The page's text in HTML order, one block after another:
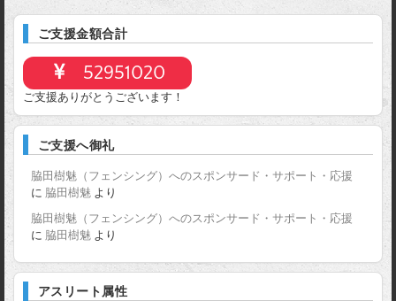
ご支援金額合計
52951020
ご支援ありがとうございます！
ご支援へ御礼
脇田樹魅（フェンシング）へのスポンサード・サポート・応援
に 脇田樹魅 より
脇田樹魅（フェンシング）へのスポンサード・サポート・応援
に 脇田樹魅 より
アスリート属性